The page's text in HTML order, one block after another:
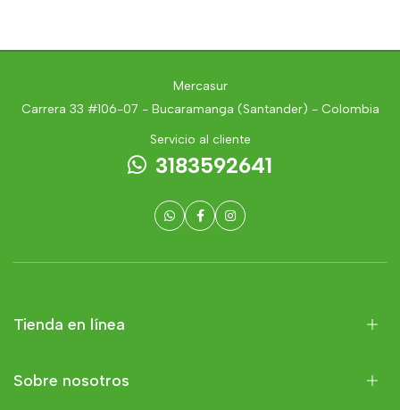
Mercasur
Carrera 33 #106-07 - Bucaramanga (Santander) - Colombia
Servicio al cliente
3183592641
Tienda en línea
Sobre nosotros